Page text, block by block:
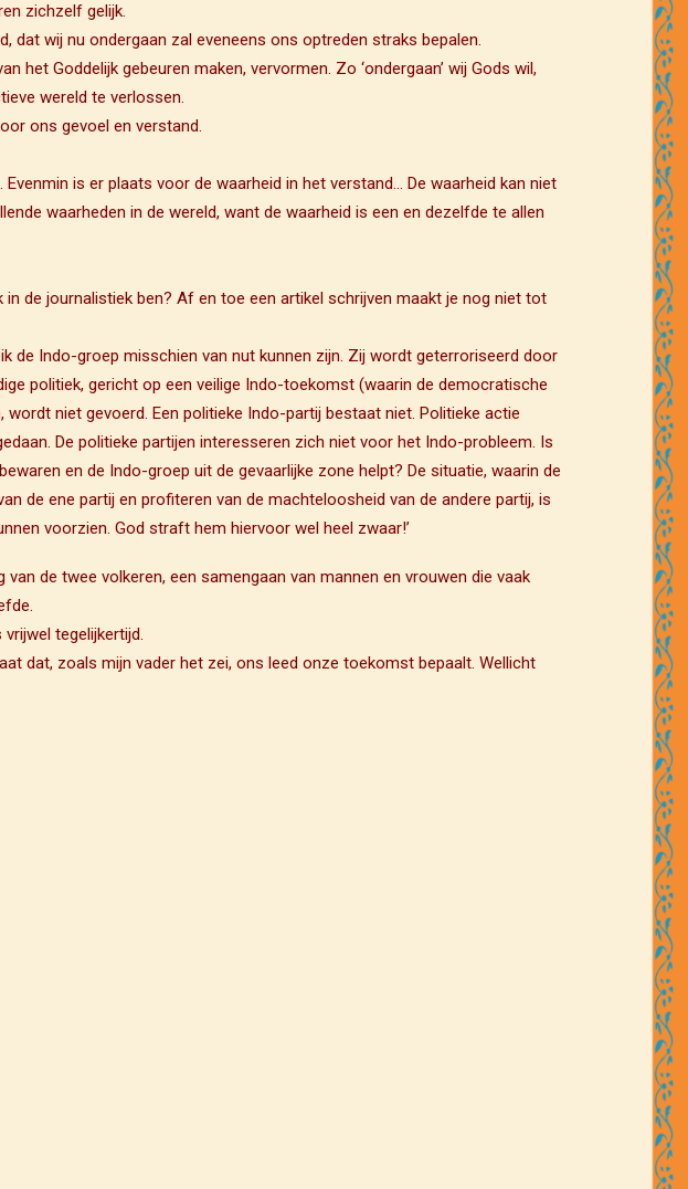
zichzelf gelijk.
dat wij nu ondergaan zal eveneens ons optreden straks bepalen.
Goddelijk gebeuren maken, vervormen. Zo ‘ondergaan’ wij Gods wil,
wereld te verlossen.
ons gevoel en verstand.
is er plaats voor de waarheid in het verstand… De waarheid kan niet
waarheden in de wereld, want de waarheid is een en dezelfde te allen
de journalistiek ben? Af en toe een artikel schrijven maakt je nog niet tot
de Indo-groep misschien van nut kunnen zijn. Zij wordt geterroriseerd door
politiek, gericht op een veilige Indo-toekomst (waarin de democratische
niet gevoerd. Een politieke Indo-partij bestaat niet. Politieke actie
De politieke partijen interesseren zich niet voor het Indo-probleem. Is
en de Indo-groep uit de gevaarlijke zone helpt? De situatie, waarin de
de ene partij en profiteren van de machteloosheid van de andere partij, is
voorzien. God straft hem hiervoor wel heel zwaar!’
de twee volkeren, een samengaan van mannen en vrouwen die vaak
tegelijkertijd.
dat, zoals mijn vader het zei, ons leed onze toekomst bepaalt. Wellicht